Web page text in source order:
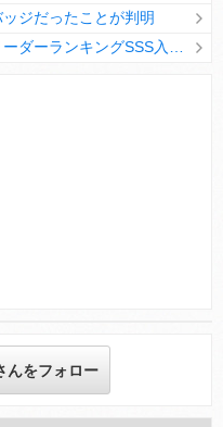
ジだったことが判明
をフォロー